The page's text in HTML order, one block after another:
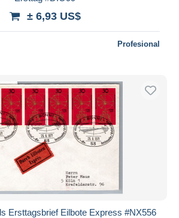
± 6,93 US$
Profesional
Ersttagsbrief Eilbote Express #NX556